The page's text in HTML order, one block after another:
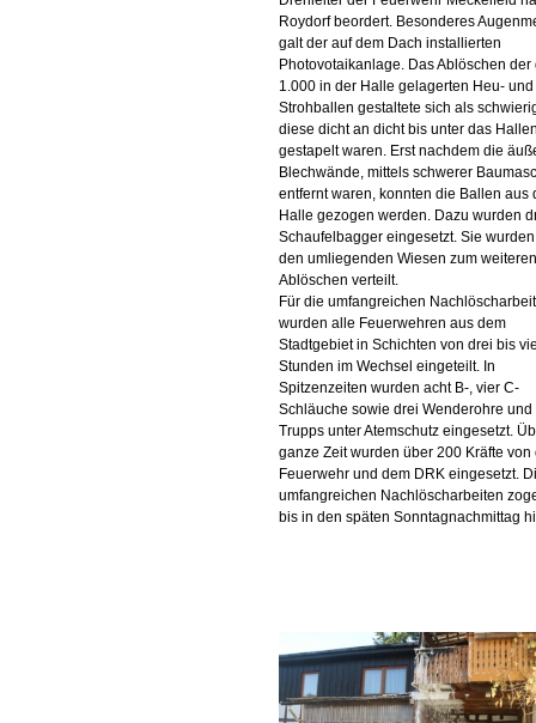
Roydorf beordert. Besonderes
galt der auf dem Dach installierten
Photovotaikanlage. Das Ablöschen der
1.000 in der Halle gelagerten Heu- und
Strohballen gestaltete sich als
diese dicht an dicht bis unter das
gestapelt waren. Erst nachdem die
Blechwände, mittels schwerer
entfernt waren, konnten die Ballen aus
Halle gezogen werden. Dazu wurden
Schaufelbagger eingesetzt. Sie
den umliegenden Wiesen zum weiteren
Ablöschen verteilt.
Für die umfangreichen
wurden alle Feuerwehren aus dem
Stadtgebiet in Schichten von drei bis
Stunden im Wechsel eingeteilt. In
Spitzenzeiten wurden acht B-, vier C-
Schläuche sowie drei Wenderohre und
Trupps unter Atemschutz eingesetzt.
ganze Zeit wurden über 200 Kräfte von
Feuerwehr und dem DRK eingesetzt.
umfangreichen Nachlöscharbeiten
bis in den späten Sonntagnachmittag